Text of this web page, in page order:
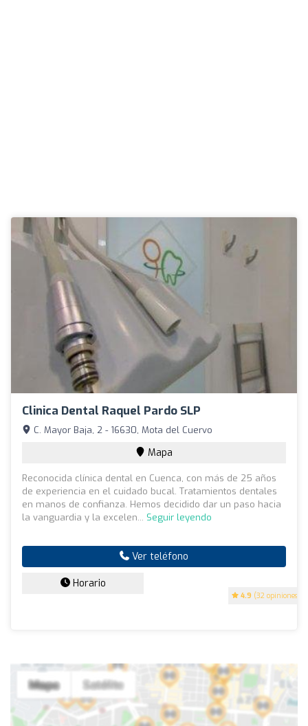
Clinica Dental Raquel Pardo SLP
4.9 (32 opiniones)
C. Mayor Baja, 2 - 16630, Mota del Cuervo
Mapa
Reconocida clínica dental en Cuenca, con más de 25 años
de experiencia en el cuidado bucal. Tratamientos dentales
en manos de confianza. Hemos decidido dar un paso hacia
la vanguardia y la excelen... Seguir leyendo
Ver teléfono
Horario